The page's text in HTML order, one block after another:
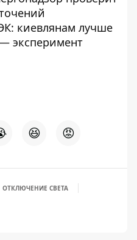
киевлянам лучше
эксперимент
😆 😡
ОТКЛЮЧЕНИЕ СВЕТА